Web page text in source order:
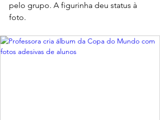
pelo grupo. A figurinha deu status à
foto.